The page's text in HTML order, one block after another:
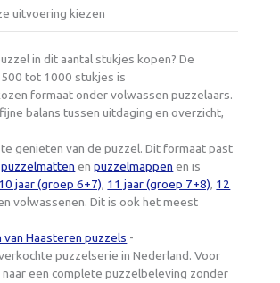
uitvoering kiezen
in dit aantal stukjes kopen? De
tot 1000 stukjes is
formaat onder volwassen puzzelaars.
balans tussen uitdaging en overzicht,
genieten van de puzzel. Dit formaat past
puzzelmatten enpuzzelmappen en is
10 jaar (groep 6+7), 11 jaar (groep 7+8), 12
volwassenen. Dit is ook het meest
van Haasteren puzzels -
puzzelserie in Nederland. Voor
een complete puzzelbeleving zonder